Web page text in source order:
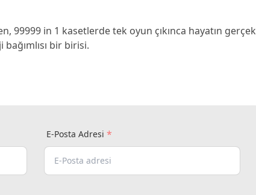
99999 in 1 kasetlerde tek oyun çıkınca hayatın gerçek
bir birisi.
E-Posta Adresi *